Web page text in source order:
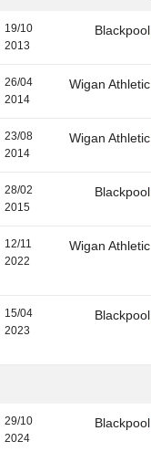
19/10
2013
Blackpool
26/04
2014
Wigan Athletic
23/08
2014
Wigan Athletic
28/02
2015
Blackpool
12/11
2022
Wigan Athletic
15/04
2023
Blackpool
29/10
2024
Blackpool